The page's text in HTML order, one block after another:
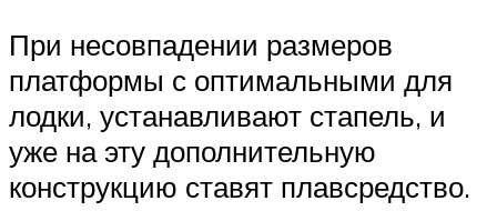
При несовпадении размеров
платформы с оптимальными для
лодки, устанавливают стапель, и
уже на эту дополнительную
конструкцию ставят плавсредство.